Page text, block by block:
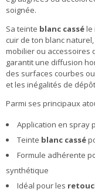
soignée.
Sa teinte blanc casséle
cuir de ton blanc
mobilier ou accessoires
garantit une diffusion
des surfaces courbes
et les inégalités de
Parmi ses principaux
Application en spray
Teinte blanc cassé
Formule adhérente
synthétique
Idéal pour les